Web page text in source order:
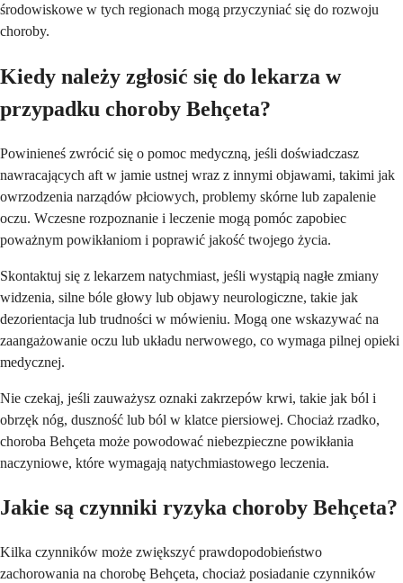
środowiskowe w tych regionach mogą przyczyniać się do rozwoju
choroby.
Kiedy należy zgłosić się do lekarza w
przypadku choroby Behçeta?
Powinieneś zwrócić się o pomoc medyczną, jeśli doświadczasz
nawracających aft w jamie ustnej wraz z innymi objawami, takimi jak
owrzodzenia narządów płciowych, problemy skórne lub zapalenie
oczu. Wczesne rozpoznanie i leczenie mogą pomóc zapobiec
poważnym powikłaniom i poprawić jakość twojego życia.
Skontaktuj się z lekarzem natychmiast, jeśli wystąpią nagłe zmiany
widzenia, silne bóle głowy lub objawy neurologiczne, takie jak
dezorientacja lub trudności w mówieniu. Mogą one wskazywać na
zaangażowanie oczu lub układu nerwowego, co wymaga pilnej opieki
medycznej.
Nie czekaj, jeśli zauważysz oznaki zakrzepów krwi, takie jak ból i
obrzęk nóg, duszność lub ból w klatce piersiowej. Chociaż rzadko,
choroba Behçeta może powodować niebezpieczne powikłania
naczyniowe, które wymagają natychmiastowego leczenia.
Jakie są czynniki ryzyka choroby Behçeta?
Kilka czynników może zwiększyć prawdopodobieństwo
zachorowania na chorobę Behçeta, chociaż posiadanie czynników